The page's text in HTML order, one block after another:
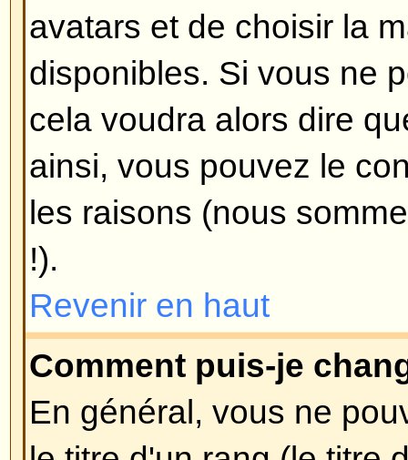
Pour ajouter une signature à un
d'abord en créer une, en allant
fois créée, vous pouvez cocher
signature
lors de la composition
ajouter votre signature. Vous
votre signature à tous vos
case appropriée dans votre
toujours empêcher d'attacher
message en particulier en
sa signature lors de sa
Revenir en haut
Comment puis-je créer un